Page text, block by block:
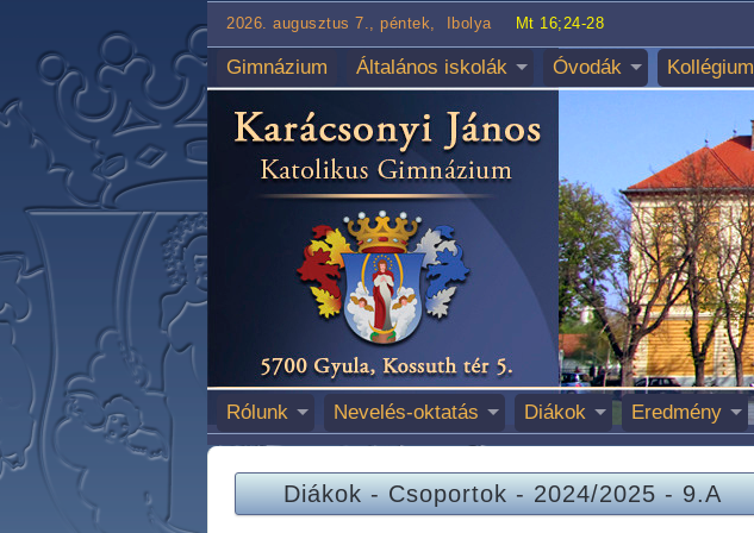
2026. augusztus 7., péntek, Ibolya Mt 16;24-28
Gimnázium Általános iskolák Óvodák Kollégium
Rólunk Nevelés-oktatás Diákok Eredmény
Diákok-Csoportok-2024/2025-9.A